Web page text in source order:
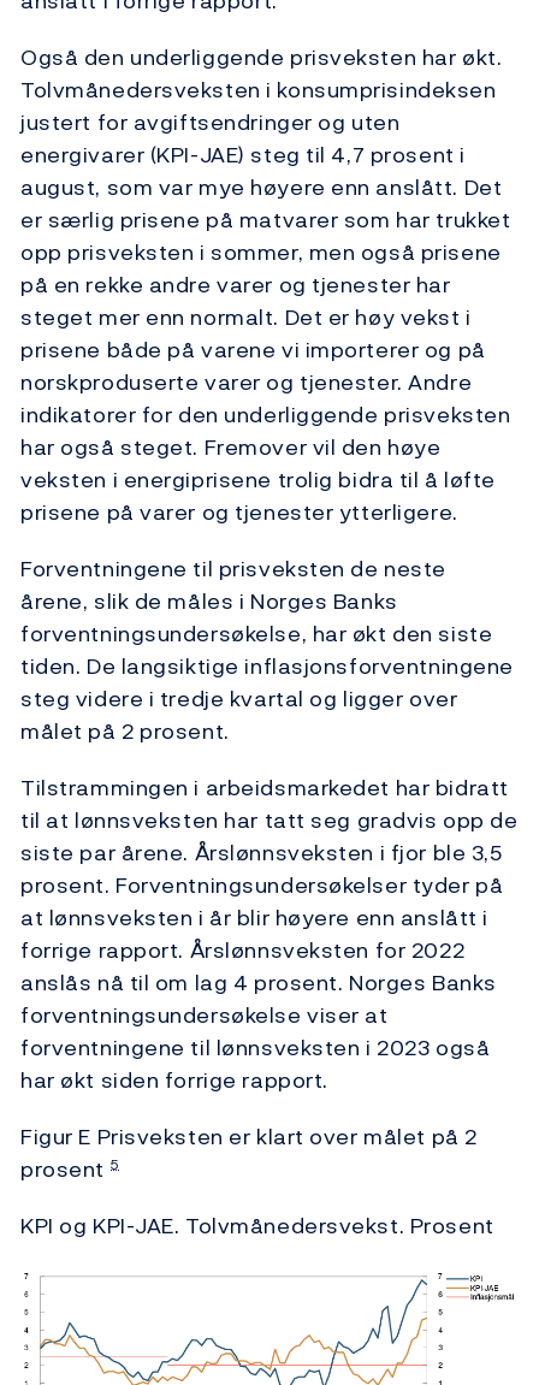
Også den underliggende prisveksten har økt.
Tolvmånedersveksten i konsumprisindeksen
justert for avgiftsendringer og uten
energivarer (KPI-JAE) steg til 4,7 prosent i
august, som var mye høyere enn anslått. Det
er særlig prisene på matvarer som har trukket
opp prisveksten i sommer, men også prisene
på en rekke andre varer og tjenester har
steget mer enn normalt. Det er høy vekst i
prisene både på varene vi importerer og på
norskproduserte varer og tjenester. Andre
indikatorer for den underliggende prisveksten
har også steget. Fremover vil den høye
veksten i energiprisene trolig bidra til å løfte
prisene på varer og tjenester ytterligere.
Forventningene til prisveksten de neste
årene, slik de måles i Norges Banks
forventningsundersøkelse, har økt den siste
tiden. De langsiktige inflasjonsforventningene
steg videre i tredje kvartal og ligger over
målet på 2 prosent.
Tilstrammingen i arbeidsmarkedet har bidratt
til at lønnsveksten har tatt seg gradvis opp de
siste par årene. Årslønnsveksten i fjor ble 3,5
prosent. Forventningsundersøkelser tyder på
at lønnsveksten i år blir høyere enn anslått i
forrige rapport. Årslønnsveksten for 2022
anslås nå til om lag 4 prosent. Norges Banks
forventningsundersøkelse viser at
forventningene til lønnsveksten i 2023 også
har økt siden forrige rapport.
Figur E Prisveksten er klart over målet på 2
prosent 5
KPI og KPI-JAE. Tolvmånedersvekst. Prosent